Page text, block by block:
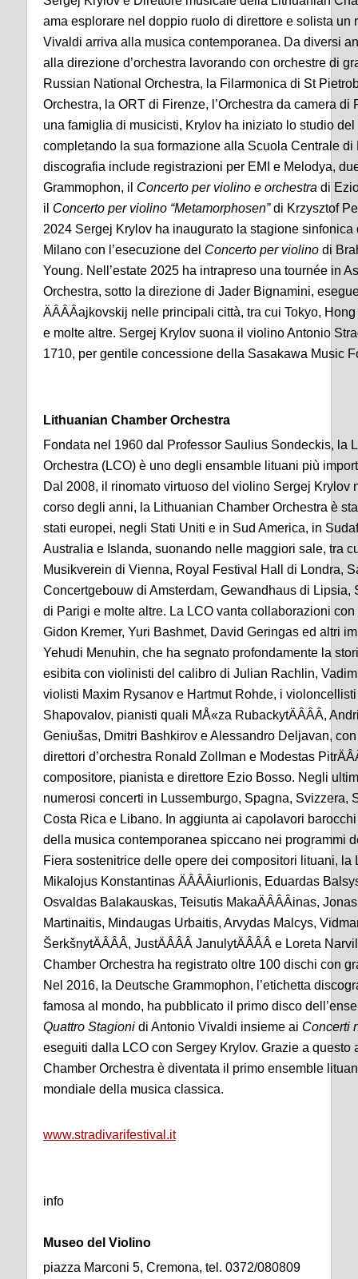
ama esplorare nel doppio ruolo di direttore e solista un
Vivaldi arriva alla musica contemporanea. Da diversi
alla direzione d’orchestra lavorando con orchestre di
Russian National Orchestra, la Filarmonica di St
Orchestra, la ORT di Firenze, l’Orchestra da camera di
una famiglia di musicisti, Krylov ha iniziato lo studio
completando la sua formazione alla Scuola Centrale di
discografia include registrazioni per EMI e Melodya,
Grammophon, il Concerto per violino e orchestra di
il Concerto per violino “Metamorphosen”di Krzysztof
2024 Sergej Krylov ha inaugurato la stagione sinfonica
Milano con l’esecuzione del Concerto per violino di
Young. Nell’estate 2025 ha intrapreso una tournée in
Orchestra, sotto la direzione di Jader Bignamini,
ÄÂÂÂajkovskij nelle principali città, tra cui Tokyo,
e molte altre. Sergej Krylov suona il violino Antonio
1710, per gentile concessione della Sasakawa Music
Lithuanian Chamber Orchestra
Fondata nel 1960 dal Professor Saulius Sondeckis, la
Orchestra (LCO) è uno degli ensamble lituani più
Dal 2008, il rinomato virtuoso del violino Sergej Krylov
corso degli anni, la Lithuanian Chamber Orchestra è
stati europei, negli Stati Uniti e in Sud America, in
Australia e Islanda, suonando nelle maggiori sale, tra
Musikverein di Vienna, Royal Festival Hall di Londra,
Concertgebouw di Amsterdam, Gewandhaus di
di Parigi e molte altre. La LCO vanta collaborazioni
Gidon Kremer, Yuri Bashmet, David Geringas ed altri
Yehudi Menuhin, che ha segnato profondamente la
esibita con violinisti del calibro di Julian Rachlin,
violisti Maxim Rysanov e Hartmut Rohde, i
Shapovalov, pianisti quali MÅ«za RubackytÄÂÂÂ,
Geniušas, Dmitri Bashkirov e Alessandro Deljavan,
direttori d’orchestra Ronald Zollman e Modestas
compositore, pianista e direttore Ezio Bosso. Negli
numerosi concerti in Lussemburgo, Spagna, Svizzera,
Costa Rica e Libano. In aggiunta ai capolavori
della musica contemporanea spiccano nei programmi
Fiera sostenitrice delle opere dei compositori lituani, la
Mikalojus Konstantinas ÄÂÂÂiurlionis, Eduardas
Osvaldas Balakauskas, Teisutis MakaÄÂÂÂinas,
Martinaitis, Mindaugas Urbaitis, Arvydas Malcys,
ŠerkšnytÄÂÂÂ, JustÄÂÂÂ JanulytÄÂÂÂ e Loreta
Chamber Orchestra ha registrato oltre 100 dischi con
Nel 2016, la Deutsche Grammophon, l’etichetta
famosa al mondo, ha pubblicato il primo disco
Quattro Stagioni di Antonio Vivaldi insieme ai Concerti
eseguiti dalla LCO con Sergey Krylov. Grazie a questo
Chamber Orchestra è diventata il primo ensemble
mondiale della musica classica.
www.stradivarifestival.it
info
Museo del Violino
piazza Marconi 5, Cremona, tel. 0372/080809